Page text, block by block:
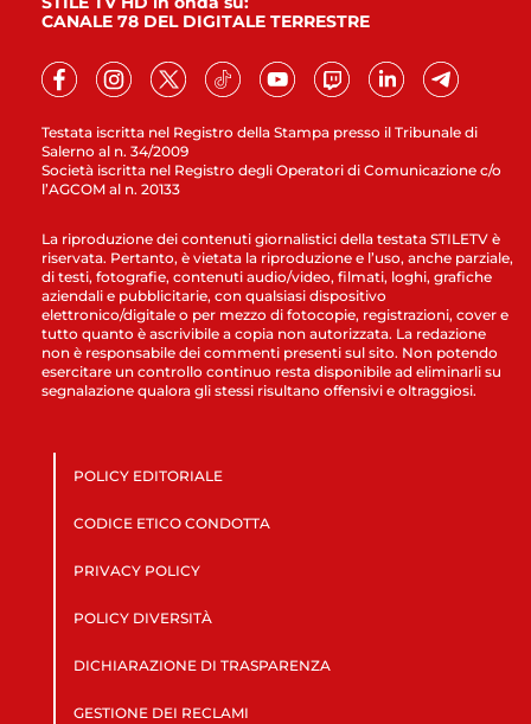
Testata iscritta nel Registro della Stampa presso il Tribunale di
Salerno al n. 34/2009
Società iscritta nel Registro degli Operatori di Comunicazione c/o
l’AGCOM al n. 20133
CANALE 78 DEL DIGITALE TERRESTRE
La riproduzione dei contenuti giornalistici della testata STILETV è
riservata. Pertanto, è vietata la riproduzione e l’uso, anche parziale,
di testi, fotografie, contenuti audio/video, filmati, loghi, grafiche
aziendali e pubblicitarie, con qualsiasi dispositivo
elettronico/digitale o per mezzo di fotocopie, registrazioni, cover e
tutto quanto è ascrivibile a copia non autorizzata. La redazione
non è responsabile dei commenti presenti sul sito. Non potendo
esercitare un controllo continuo resta disponibile ad eliminarli su
segnalazione qualora gli stessi risultano offensivi e oltraggiosi.
POLICY EDITORIALE
CODICE ETICO CONDOTTA
PRIVACY POLICY
POLICY DIVERSITÀ
DICHIARAZIONE DI TRASPARENZA
GESTIONE DEI RECLAMI